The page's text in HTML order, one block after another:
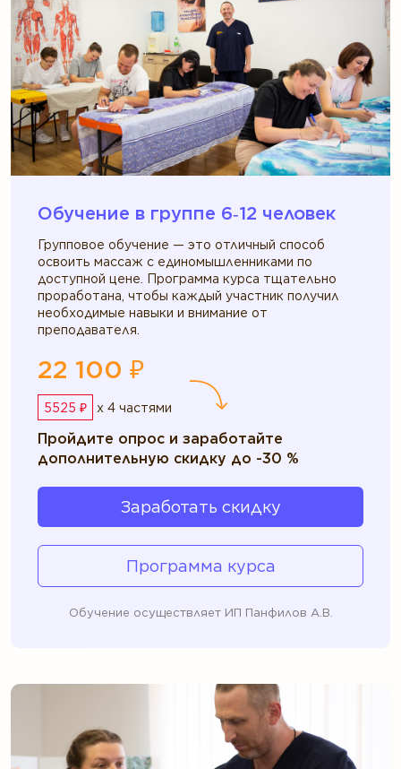
Обучение в группе 6‑12 человек
Групповое обучение — это отличный способ
освоить массаж с единомышленниками по
доступной цене. Программа курса тщательно
проработана, чтобы каждый участник получил
необходимые навыки и внимание от
преподавателя.
22 100 ₽
5525 ₽ x 4 частями
Пройдите опрос и заработайте
дополнительную скидку до -30 %
Заработать скидку
Программа курса
Обучение осуществляет ИП Панфилов А.В.